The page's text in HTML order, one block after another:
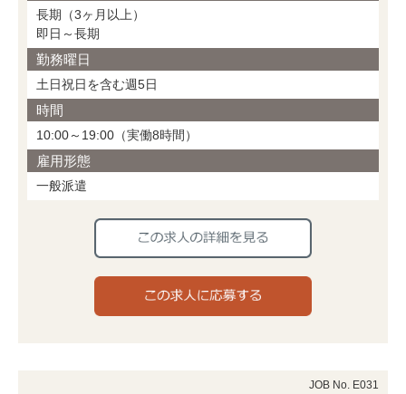
長期（3ヶ月以上）
即日～長期
勤務曜日
土日祝日を含む週5日
時間
10:00～19:00（実働8時間）
雇用形態
一般派遣
JOB No. E031